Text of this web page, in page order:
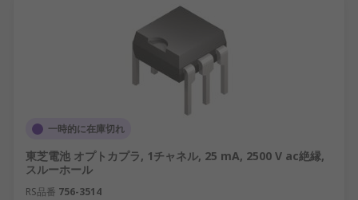
一時的に在庫切れ
東芝電池 オプトカプラ, 1チャネル, 25 mA, 2500 V ac絶縁,
スルーホール
RS品番 756-3514